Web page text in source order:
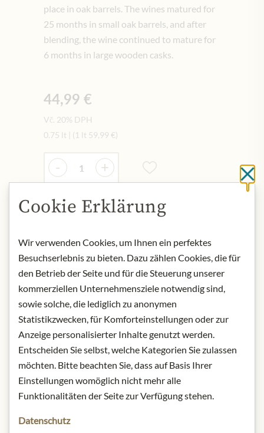
place in oak barrels. The wines matured for
25 months in small oak barrels, and after
blending, the wine continued to mature for
6 months in large wooden casks.
44,99 €
Vč. 20% DPH
0.75 lt
(1 lt 59,99 €)
Množství
- +
Přidat do košíku
NYNÍ SKLADEM
Art.Nr.:447209#1.000
POPIS
Nose:Subtle herbal spiciness, delicate
nougat, ripe dark berries, and plums,
with a hint of figs and underlying
notes of precious wood spice. In color,
it's a deep ruby garnet with violet
brightening.
Cookie Erklärung
Wir verwenden Cookies, um Ihnen ein perfektes
Besuchserlebnis zu bieten. Dazu zählen Cookies, die für
den Betrieb der Seite und für die Steuerung unserer
kommerziellen Unternehmensziele notwendig sind,
sowie solche, die lediglich zu anonymen
Statistikzwecken, für Komforteinstellungen oder zur
Anzeige personalisierter Inhalte genutzt werden.
Entscheiden Sie selbst, welche Kategorien Sie zulassen
möchten. Bitte beachten Sie, dass auf Basis Ihrer
Einstellungen womöglich nicht mehr alle
Funktionalitäten der Seite zur Verfügung stehen.
Datenschutz